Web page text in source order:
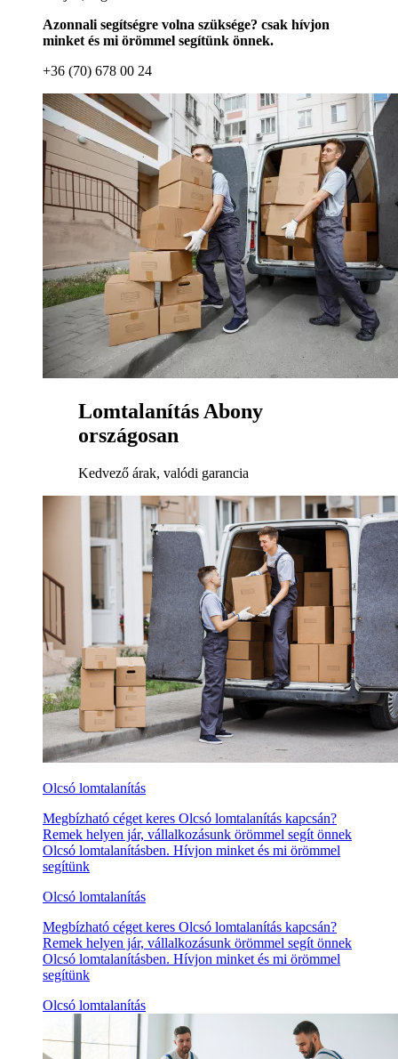
Azonnali segítségre volna szüksége? csak hívjon
minket és mi örömmel segítünk önnek.
+36 (70) 678 00 24
Lomtalanítás Abony
országosan
Kedvező árak, valódi garancia
Olcsó lomtalanítás
Megbízható céget keres Olcsó lomtalanítás kapcsán?
Remek helyen jár, vállalkozásunk örömmel segít önnek
Olcsó lomtalanításben. Hívjon minket és mi örömmel
segítünk
Olcsó lomtalanítás
Megbízható céget keres Olcsó lomtalanítás kapcsán?
Remek helyen jár, vállalkozásunk örömmel segít önnek
Olcsó lomtalanításben. Hívjon minket és mi örömmel
segítünk
Olcsó lomtalanítás